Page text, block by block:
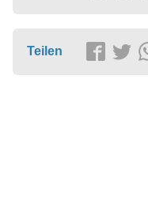
Teilen